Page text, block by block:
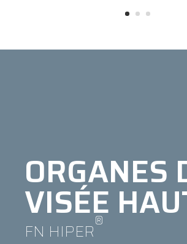
ORGANES
VISÉE
FN HIPER®